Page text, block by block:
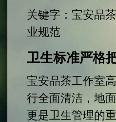
关键字：宝安品
业规范
卫生标准严格
宝安品茶工作室
行全面清洁，地
更是卫生管理的